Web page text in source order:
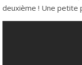
deuxième ! Une petite